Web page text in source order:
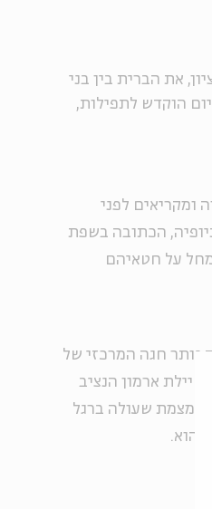
את הברית בין בני
הוקדש לתפילות,
ומקריאים לפני
הכתובה בשפת
על חטאיהם
נותר חגה המרכזי של
ארמון הנציב
שעולה ברגל
הוא.